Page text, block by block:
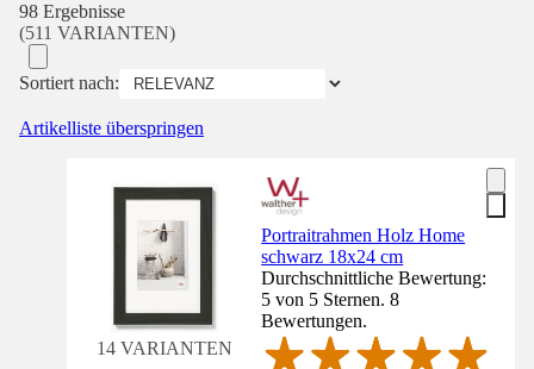
98 Ergebnisse
(511 VARIANTEN)
Sortiert nach:
Artikelliste überspringen
14 VARIANTEN
Portraitrahmen Holz Home
schwarz 18x24 cm
Durchschnittliche Bewertung:
5 von 5 Sternen. 8
Bewertungen.